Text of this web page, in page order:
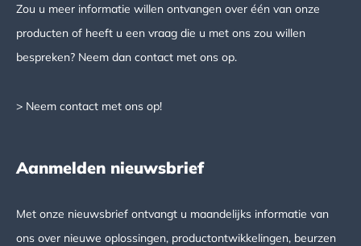
Zou u meer informatie willen ontvangen over één van onze
producten of heeft u een vraag die u met ons zou willen
bespreken? Neem dan contact met ons op.
> Neem contact met ons op!
Aanmelden nieuwsbrief
Met onze nieuwsbrief ontvangt u maandelijks informatie van
ons over nieuwe oplossingen, productontwikkelingen, beurzen